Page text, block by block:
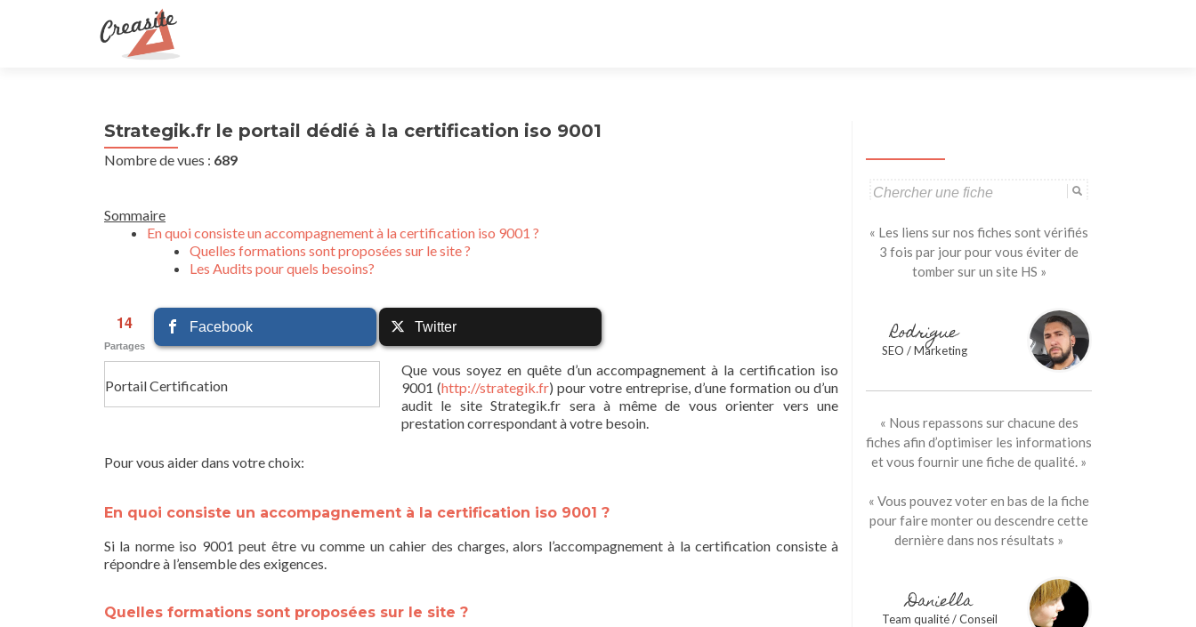
Strategik.fr le portail dédié à la certification iso 9001
Nombre de vues : 689
Sommaire
En quoi consiste un accompagnement à la certification iso 9001 ?
Quelles formations sont proposées sur le site ?
Les Audits pour quels besoins?
14
Partages
Facebook Twitter
Portail Certification
Que vous soyez en quête d’un accompagnement à la certification iso
9001 (http://strategik.fr) pour votre entreprise, d’une formation ou d’un
audit le site Strategik.fr sera à même de vous orienter vers une
prestation correspondant à votre besoin.
Pour vous aider dans votre choix:
En quoi consiste un accompagnement à la certification iso 9001 ?
Si la norme iso 9001 peut être vu comme un cahier des charges, alors l’accompagnement à la certification consiste à
répondre à l’ensemble des exigences.
Quelles formations sont proposées sur le site ?
Search
« Les liens sur nos fiches sont vérifiés
3 fois par jour pour vous éviter de
tomber sur un site HS »
Rodrigue
SEO / Marketing
« Nous repassons sur chacune des
fiches afin d’optimiser les informations
et vous fournir une fiche de qualité. »
« Vous pouvez voter en bas de la fiche
pour faire monter ou descendre cette
dernière dans nos résultats »
Daniella
Team qualité / Conseil